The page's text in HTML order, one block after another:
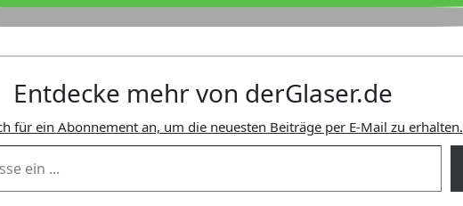
Entdecke mehr von derGlaser.de
für ein Abonnement an, um die neuesten Beiträge per E-Mail zu erhalten.